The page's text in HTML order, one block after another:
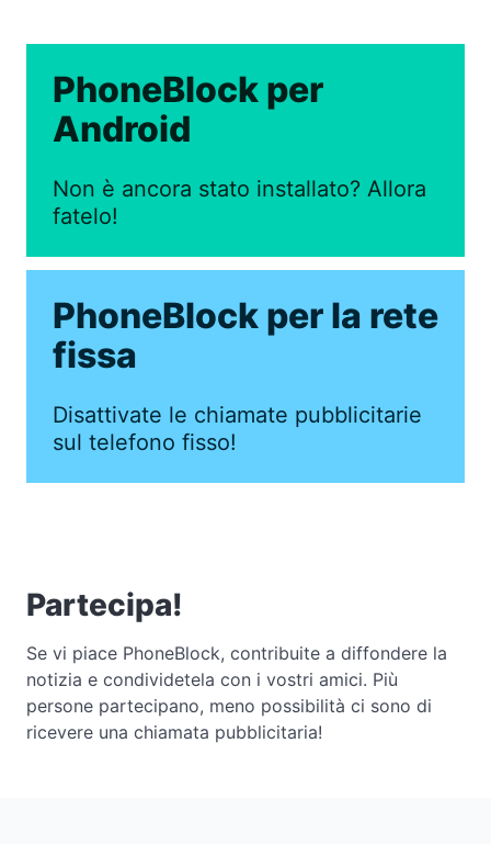
PhoneBlock per
Android
Non è ancora stato installato? Allora
fatelo!
PhoneBlock per la rete
fissa
Disattivate le chiamate pubblicitarie
sul telefono fisso!
Partecipa!
Se vi piace PhoneBlock, contribuite a diffondere la
notizia e condividetela con i vostri amici. Più
persone partecipano, meno possibilità ci sono di
ricevere una chiamata pubblicitaria!